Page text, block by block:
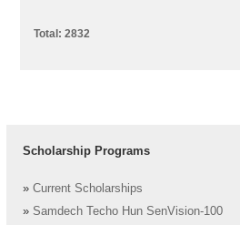
Total: 2832
Scholarship Programs
» Current Scholarships
» Samdech Techo Hun SenVision-100